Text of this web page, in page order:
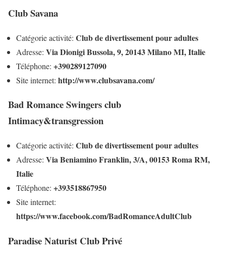
Club Savana
Catégorie activité: Club de divertissement pour adultes
Adresse: Via Dionigi Bussola, 9, 20143 Milano MI, Italie
Téléphone: +390289127090
Site internet: http://www.clubsavana.com/
Bad Romance Swingers club
Intimacy&transgression
Catégorie activité: Club de divertissement pour adultes
Adresse: Via Beniamino Franklin, 3/A, 00153 Roma RM,
Italie
Téléphone: +393518867950
Site internet:
https://www.facebook.com/BadRomanceAdultClub
Paradise Naturist Club Privé